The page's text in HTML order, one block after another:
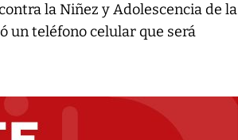
la Niñez y Adolescencia de la
un teléfono celular que será